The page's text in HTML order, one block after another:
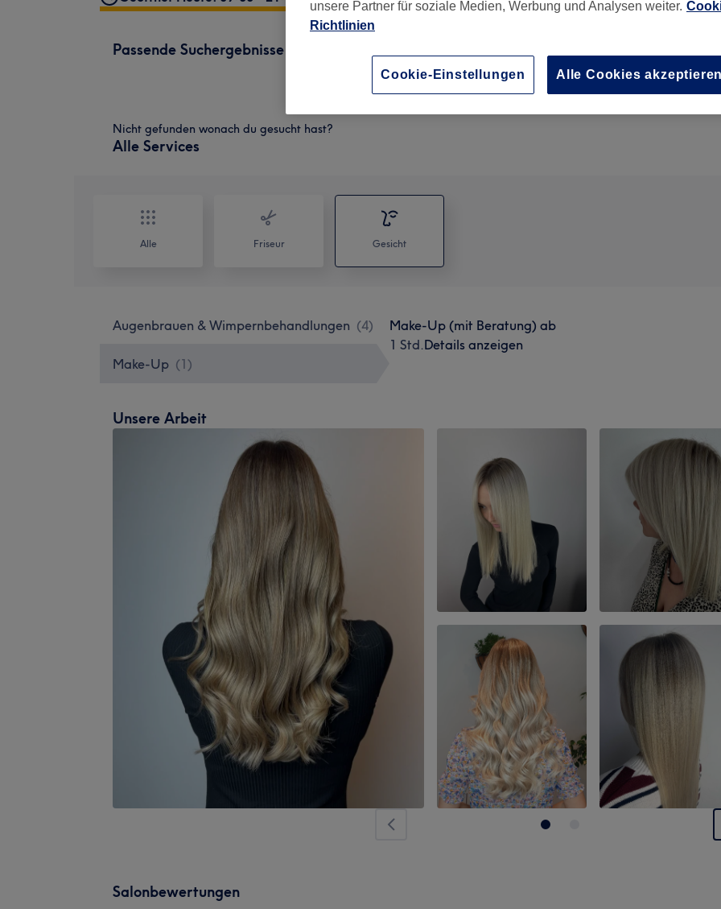
Passende Suchergebnisse
1 Std.Details anzeigen
Nicht gefunden wonach du gesucht hast?
Alle Services
Alle Friseur Gesicht
Augenbrauen & Wimpernbehandlungen (4)
Make-Up (1 )
Make-Up (mit Beratung) ab
1 Std.Details anzeigen
Unsere Arbeit
Salonbewertungen
unsere Partner für soziale Medien, Werbung und Analysen weiter.
Richtlinien
Cookie-Einstellungen Alle Cookies